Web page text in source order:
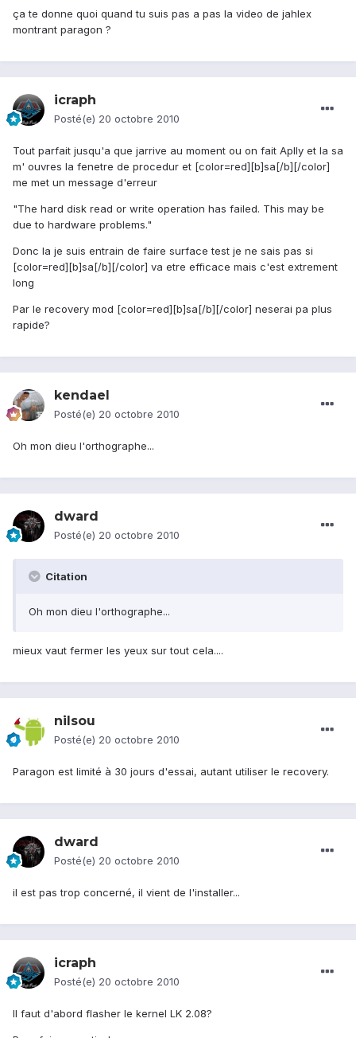
ça te donne quoi quand tu suis pas a pas la video de jahlex
montrant paragon ?
icraph
Posté(e) 20 octobre 2010
Tout parfait jusqu'a que jarrive au moment ou on fait Aplly et la sa
m' ouvres la fenetre de procedur et [color=red][b]sa[/b][/color]
me met un message d'erreur
"The hard disk read or write operation has failed. This may be
due to hardware problems."
Donc la je suis entrain de faire surface test je ne sais pas si
[color=red][b]sa[/b][/color] va etre efficace mais c'est extrement
long
Par le recovery mod [color=red][b]sa[/b][/color] neserai pa plus
rapide?
kendael
Posté(e) 20 octobre 2010
Oh mon dieu l'orthographe...
dward
Posté(e) 20 octobre 2010
Citation
Oh mon dieu l'orthographe...
mieux vaut fermer les yeux sur tout cela....
nilsou
Posté(e) 20 octobre 2010
Paragon est limité à 30 jours d'essai, autant utiliser le recovery.
dward
Posté(e) 20 octobre 2010
il est pas trop concerné, il vient de l'installer...
icraph
Posté(e) 20 octobre 2010
Il faut d'abord flasher le kernel LK 2.08?